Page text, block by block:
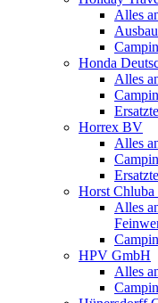
Alles
Honda
Alles
Horrex BV
Alles
Horst
Alles
HPV GmbH
Alles